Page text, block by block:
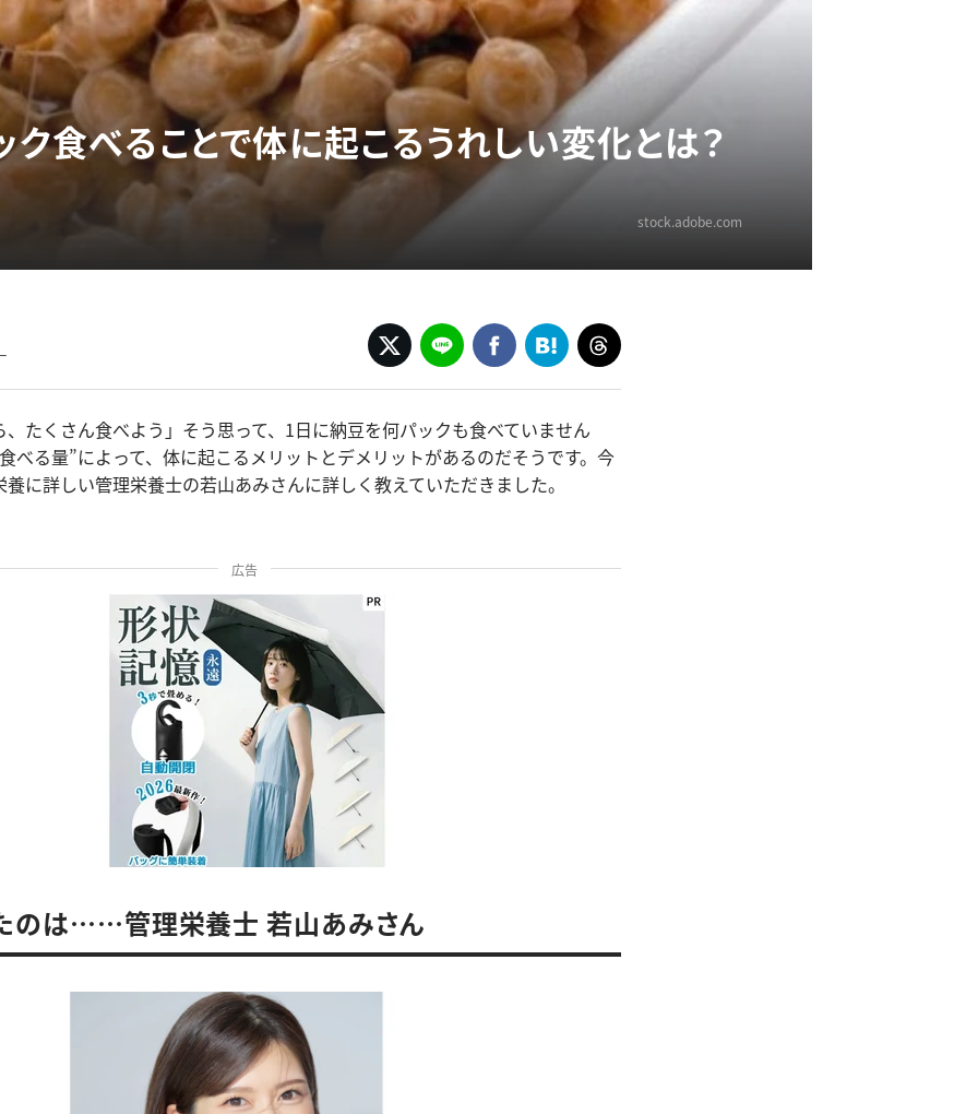
ク食べることで体に起こるうれしい変化とは？
stock.adobe.com
、たくさん食べよう」そう思って、1日に納豆を何パックも食べていません
る量”によって、体に起こるメリットとデメリットがあるのだそうです。今
に詳しい管理栄養士の若山あみさんに詳しく教えていただきました。
広告
のは……管理栄養士 若山あみさん